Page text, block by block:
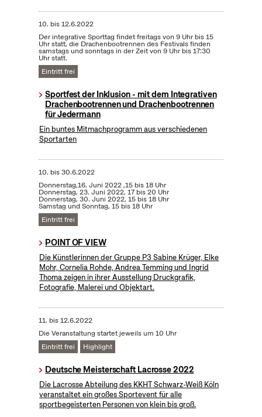
10. bis12.6.2022
Der integrative Sporttag findet freitags von 9 Uhr bis 15
Uhr statt, die Drachenbootrennen des Festivals finden
samstags und sonntags in der Zeit von 9 Uhr bis 17:30
Uhr statt.
Eintritt frei
Sportfest der Inklusion - mit dem Integrativen
Drachenbootrennen und Drachenbootrennen
für Jedermann
Ein buntes Mitmachprogramm aus verschiedenen
Sportarten
10. bis30.6.2022
Donnerstag,16. Juni 2022 ,15 bis 18 Uhr
Donnerstag, 23. Juni 2022, 17 bis 20 Uhr
Donnerstag, 30. Juni 2022, 15 bis 18 Uhr
Samstag und Sonntag, 15 bis 18 Uhr
Eintritt frei
POINT OF VIEW
Die Künstlerinnen der Gruppe P3 Sabine Krüger, Elke
Mohr, Cornelia Rohde, Andrea Temming und Ingrid
Thoma zeigen in ihrer Ausstellung Druckgrafik,
Fotografie, Malerei und Objektart.
11. bis12.6.2022
Die Veranstaltung startet jeweils um 10 Uhr
Eintritt frei
Highlight
Deutsche Meisterschaft Lacrosse 2022
Die Lacrosse Abteilung des KKHT Schwarz-Weiß Köln
veranstaltet ein großes Sportevent für alle
sportbegeisterten Personen von klein bis groß.